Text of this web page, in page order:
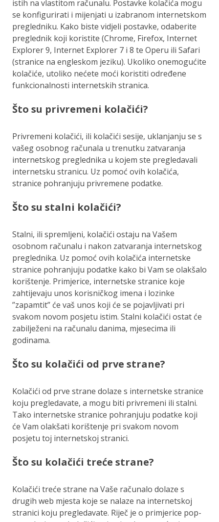
istih na vlastitom računalu. Postavke kolačića mogu
se konfigurirati i mijenjati u izabranom internetskom
pregledniku. Kako biste vidjeli postavke, odaberite
preglednik koji koristite (Chrome, Firefox, Internet
Explorer 9, Internet Explorer 7 i 8 te Operu ili Safari
(stranice na engleskom jeziku). Ukoliko onemogućite
kolačiće, utoliko nećete moći koristiti određene
funkcionalnosti internetskih stranica.
Što su privremeni kolačići?
Privremeni kolačići, ili kolačići sesije, uklanjanju se s
vašeg osobnog računala u trenutku zatvaranja
internetskog preglednika u kojem ste pregledavali
internetsku stranicu. Uz pomoć ovih kolačića,
stranice pohranjuju privremene podatke.
Što su stalni kolačići?
Stalni, ili spremljeni, kolačići ostaju na Vašem
osobnom računalu i nakon zatvaranja internetskog
preglednika. Uz pomoć ovih kolačića internetske
stranice pohranjuju podatke kako bi Vam se olakšalo
korištenje. Primjerice, internetske stranice koje
zahtijevaju unos korisničkog imena i lozinke
”zapamtit” će vaš unos koji će se pojavljivati pri
svakom novom posjetu istim. Stalni kolačići ostat će
zabilježeni na računalu danima, mjesecima ili
godinama.
Što su kolačići od prve strane?
Kolačići od prve strane dolaze s internetske stranice
koju pregledavate, a mogu biti privremeni ili stalni.
Tako internetske stranice pohranjuju podatke koji
će Vam olakšati korištenje pri svakom novom
posjetu toj internetskoj stranici.
Što su kolačići treće strane?
Kolačići treće strane na Vaše računalo dolaze s
drugih web mjesta koje se nalaze na internetskoj
stranici koju pregledavate. Riječ je o primjerice pop-